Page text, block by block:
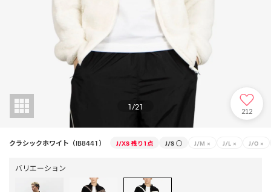
1/21 212
クラシックホワイト（IB8441） J/XS 残り1点 J/S ○ J/M × J/L × J/O ×
バリエーション